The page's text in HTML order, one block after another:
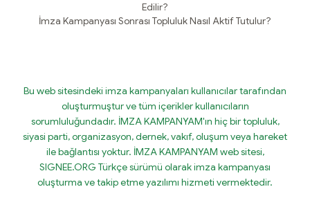
Edilir?
İmza Kampanyası Sonrası Topluluk Nasıl Aktif Tutulur?
Bu web sitesindeki imza kampanyaları kullanıcılar tarafından
oluşturmuştur ve tüm içerikler kullanıcıların
sorumluluğundadır. İMZA KAMPANYAM'ın hiç bir topluluk,
siyasi parti, organizasyon, dernek, vakıf, oluşum veya hareket
ile bağlantısı yoktur. İMZA KAMPANYAM web sitesi,
SIGNEE.ORG Türkçe sürümü olarak imza kampanyası
oluşturma ve takip etme yazılımı hizmeti vermektedir.